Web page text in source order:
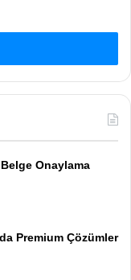
Onaylama
Premium Çözümler